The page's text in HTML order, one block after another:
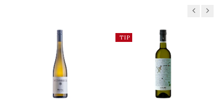
Previous
TIP
Next